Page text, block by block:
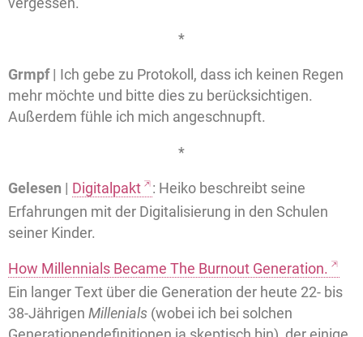
*
Grmpf | Ich gebe zu Protokoll, dass ich keinen Regen
mehr möchte und bitte dies zu berücksichtigen.
Außerdem fühle ich mich angeschnupft.
*
Gelesen | Digitalpakt
: Heiko beschreibt seine
Erfahrungen mit der Digitalisierung in den Schulen
seiner Kinder.
How Millennials Became The Burnout Generation.
Ein langer Text über die Generation der heute 22- bis
38-Jährigen Millenials (wobei ich bei solchen